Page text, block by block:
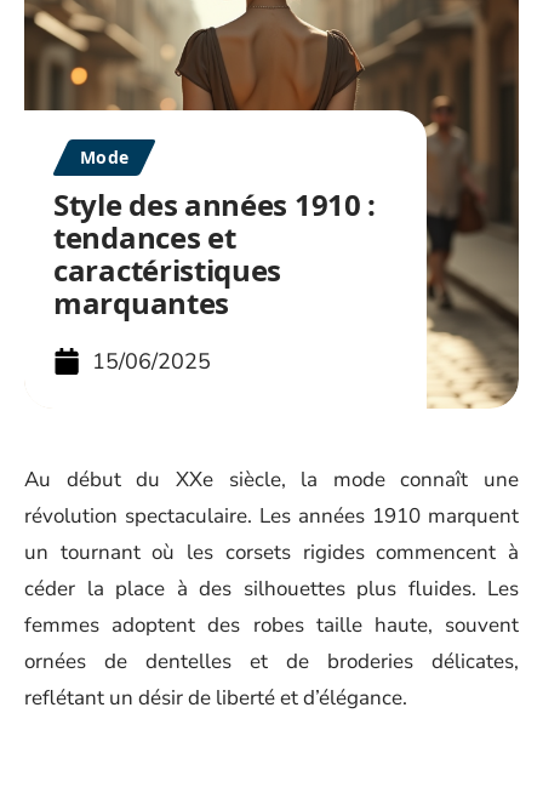
Mode
Style des années 1910 :
tendances et
caractéristiques
marquantes
15/06/2025
Au début du XXe siècle, la mode connaît une
révolution spectaculaire. Les années 1910 marquent
un tournant où les corsets rigides commencent à
céder la place à des silhouettes plus fluides. Les
femmes adoptent des robes taille haute, souvent
ornées de dentelles et de broderies délicates,
reflétant un désir de liberté et d’élégance.